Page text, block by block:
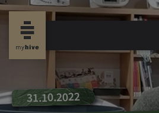
31.10.2022